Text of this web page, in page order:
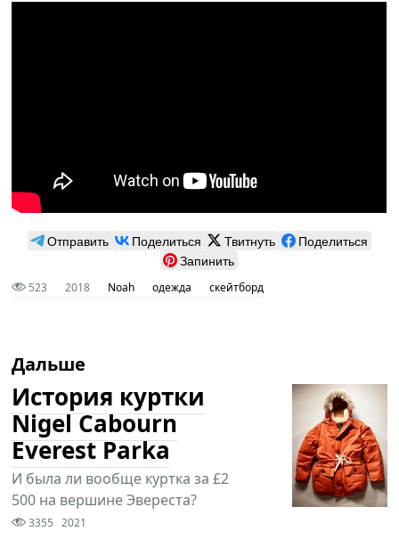
Отправить Поделиться Твитнуть
Поделиться
Запинить
523 2018 Noah одежда скейтборд
Дальше
История куртки
Nigel Cabourn
Everest Parka
И была ли вообще куртка за £2
500 на вершине Эвереста?
3355 2021